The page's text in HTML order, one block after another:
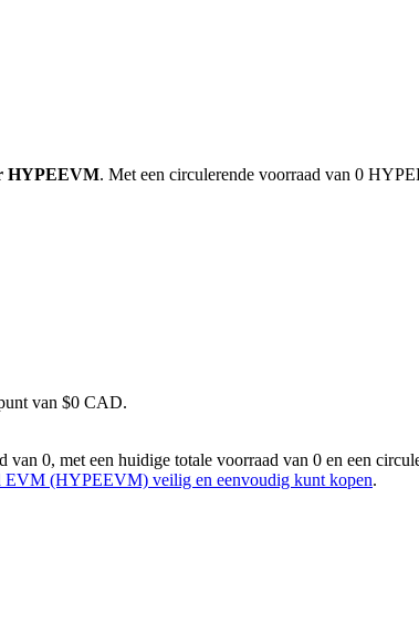
HYPEEVM. Met een circulerende voorraad van 0
van $0 CAD.
0, met een huidige totale voorraad van 0 en een
EVM (HYPEEVM) veilig en eenvoudig kunt kopen.